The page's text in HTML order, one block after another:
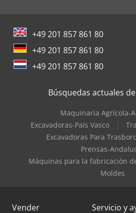
+49 201 857 861 80
+49 201 857 861 80
+49 201 857 861 80
Búsquedas actuales
Maquinaria Agrícola-
Excavadoras-País Vasco
Excavadoras Para
Prensas-
Máquinas para la fabricación
Moldes
Vender Servicio y